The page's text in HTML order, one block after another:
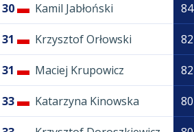
30 Kamil Jabłoński 84
31 Krzysztof Orłowski 82
31 Maciej Krupowicz 82
33 Katarzyna Kinowska 80